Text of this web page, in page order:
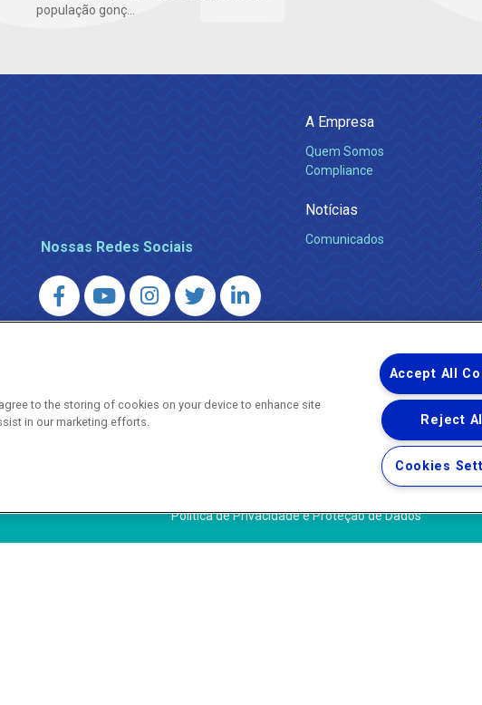
população gonç...
Nossas Redes Sociais
A Empresa
Quem Somos
Compliance
Notícias
Comunicados
AGENERSA – Agência Reguladora de Energia e Saneamento do Estado do
Copyright ® 2026 - Todos os Direitos Reservados.
Política de Privacidade e Proteção de Dados
to the storing of cookies on your device to enhance site
in our marketing efforts.
Accept All
Reject All
Cookies